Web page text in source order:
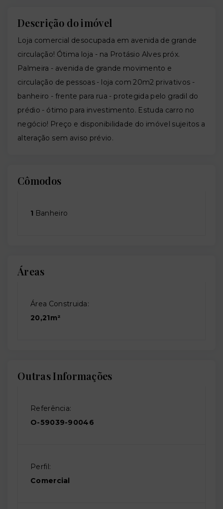
Descrição do imóvel
Loja comercial desocupada em avenida de grande
circulação! Ótima loja - na Protásio Alves próx.
Palmeira - avenida de grande movimento e
circulação de pessoas - loja com 20m2 privativos -
banheiro - frente para rua - protegida pelo gradil do
prédio - ótimo para investimento. Estuda carro no
negócio! Preço e disponibilidade do imóvel sujeitos a
alteração sem aviso prévio.
Cômodos
1 Banheiro
Áreas
Área Construida:
20,21m²
Outras Informações
Referência:
O-59039-90046
Perfil:
Comercial